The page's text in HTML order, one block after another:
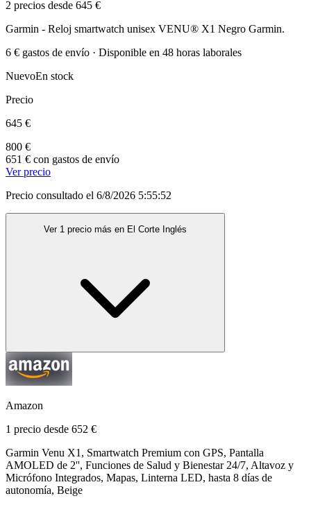
2 precios desde 645 €
Garmin - Reloj smartwatch unisex VENU® X1 Negro Garmin.
6 € gastos de envío · Disponible en 48 horas laborales
NuevoEn stock
Precio
645 €
800 €
651 € con gastos de envío
Ver precio
Precio consultado el 6/8/2026 5:55:52
Ver 1 precio más en El Corte Inglés
Amazon
1 precio desde 652 €
Garmin Venu X1, Smartwatch Premium con GPS, Pantalla
AMOLED de 2'', Funciones de Salud y Bienestar 24/7, Altavoz y
Micrófono Integrados, Mapas, Linterna LED, hasta 8 días de
autonomía, Beige